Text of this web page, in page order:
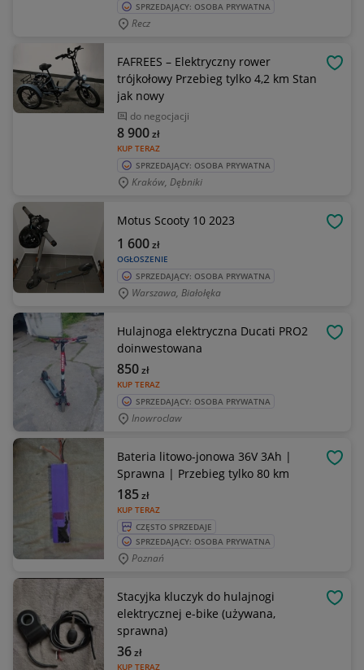
SPRZEDAJĄCY: OSOBA PRYWATNA
Recz
FAFREES – Elektryczny rower
trójkołowy Przebieg tylko 4,2 km Stan
jak nowy
do negocjacji
KUP TERAZ
8 900zł
SPRZEDAJĄCY: OSOBA PRYWATNA
Kraków, Dębniki
Motus Scooty 10 2023
OGŁOSZENIE
1 600zł
SPRZEDAJĄCY: OSOBA PRYWATNA
Warszawa, Białołęka
Hulajnoga elektryczna Ducati PRO2
doinwestowana
KUP TERAZ
850zł
SPRZEDAJĄCY: OSOBA PRYWATNA
Inowroclaw
Bateria litowo-jonowa 36V 3Ah |
Sprawna | Przebieg tylko 80 km
KUP TERAZ
185zł
CZĘSTO SPRZEDAJE
SPRZEDAJĄCY: OSOBA PRYWATNA
Poznań
Stacyjka kluczyk do hulajnogi
elektrycznej e-bike (używana,
sprawna)
KUP TERAZ
36zł